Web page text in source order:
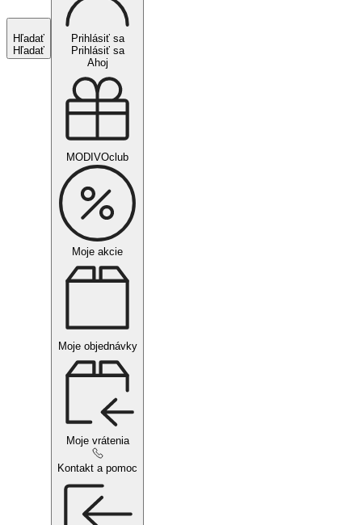
Hľadať
Hľadať
Prihlásiť sa
Prihlásiť sa
Ahoj
MODIVOclub
Moje akcie
Moje objednávky
Moje vrátenia
Kontakt a pomoc